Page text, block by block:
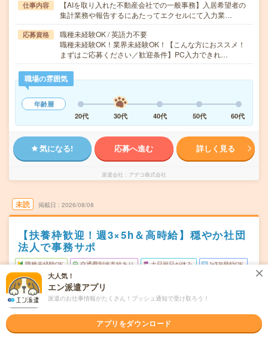
仕事内容
【AIを取り入れた不動産会社での一般事務】入居希望者の
集計業務や報告するにあたってエクセルにて入力業…
応募資格
職種未経験OK / 英語力不要
職種未経験OK！業界未経験OK！【こんな方におススメ！
まずはご応募ください／歓迎条件】PC入力できれ…
職場の雰囲気
年齢層
20代
30代 40代 50代 60代
気になる! 応募へ進む 詳しく見る
派遣会社 アデコ株式会社
未読 掲載日 2026/08/08
【扶養枠歓迎！週3×5h＆高時給】穏やか社団
法人で事務サポ
職種未経験OK 交通費別途支給あり 土日祝日が休み WEB登録OK
派遣
勤務地
東京都中央区
一丁目駅から徒歩7分
大人気！
エン派遣アプリ
派遣のお仕事情報がたくさん！プッシュ通知で受け取ろう！
アプリをダウンロード